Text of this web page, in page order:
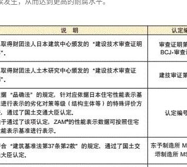
生，从而达到更高的耐腐水平。